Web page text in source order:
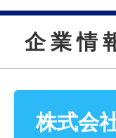
〈たとえば
「図⾯で指
といった作
企 業 情
株式会